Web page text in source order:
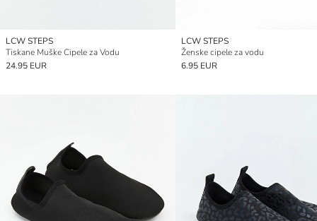
LCW STEPS
Tiskane Muške Cipele za Vodu
24.95 EUR
LCW STEPS
Ženske cipele za vodu
6.95 EUR